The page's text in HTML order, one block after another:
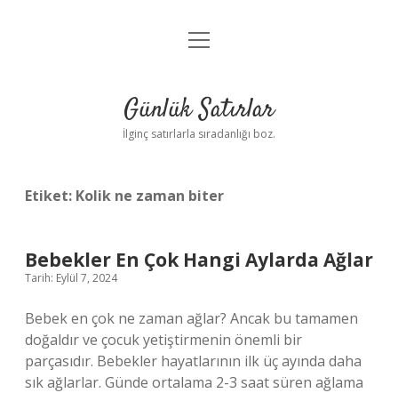
Anasayfa
Yasal Uyarı
menüyü
Günlük Satırlar
İlginç satırlarla sıradanlığı boz.
Etiket: Kolik ne zaman biter
Bebekler En Çok Hangi Aylarda Ağlar
Tarih: Eylül 7, 2024
Bebek en çok ne zaman ağlar? Ancak bu tamamen
doğaldır ve çocuk yetiştirmenin önemli bir
parçasıdır. Bebekler hayatlarının ilk üç ayında daha
sık ağlarlar. Günde ortalama 2-3 saat süren ağlama